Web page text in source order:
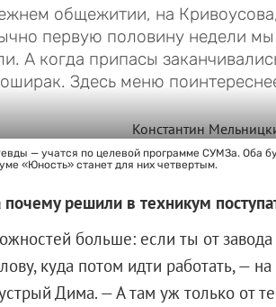
общежитии, на
первую половину недели
А когда припасы
Здесь меню
— учатся по целевой программе СУМЗа. Оба
«Юность» станет для них четвертым.
решили в техникум
больше: если ты от
куда потом идти работать, —
Дима. — А там уж только от